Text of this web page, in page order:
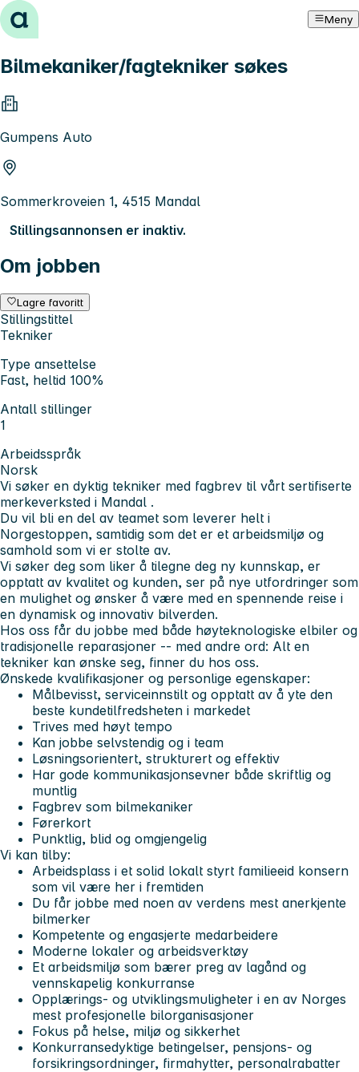
Hopp til innhold Meny
Bilmekaniker/fagtekniker søkes
Gumpens Auto
Sommerkroveien 1, 4515 Mandal
Stillingsannonsen er inaktiv.
Om jobben
Lagre favoritt
Stillingstittel
Tekniker
Type ansettelse
Fast, heltid 100%
Antall stillinger
1
Arbeidsspråk
Norsk
Vi søker en dyktig tekniker med fagbrev til vårt sertifiserte
merkeverksted i Mandal .
Du vil bli en del av teamet som leverer helt i
Norgestoppen, samtidig som det er et arbeidsmiljø og
samhold som vi er stolte av.
Vi søker deg som liker å tilegne deg ny kunnskap, er
opptatt av kvalitet og kunden, ser på nye utfordringer som
en mulighet og ønsker å være med en spennende reise i
en dynamisk og innovativ bilverden.
Hos oss får du jobbe med både høyteknologiske elbiler og
tradisjonelle reparasjoner -- med andre ord: Alt en
tekniker kan ønske seg, finner du hos oss.
Ønskede kvalifikasjoner og personlige egenskaper:
Målbevisst, serviceinnstilt og opptatt av å yte den
beste kundetilfredsheten i markedet
Trives med høyt tempo
Kan jobbe selvstendig og i team
Løsningsorientert, strukturert og effektiv
Har gode kommunikasjonsevner både skriftlig og
muntlig
Fagbrev som bilmekaniker
Førerkort
Punktlig, blid og omgjengelig
Vi kan tilby:
Arbeidsplass i et solid lokalt styrt familieeid konsern
som vil være her i fremtiden
Du får jobbe med noen av verdens mest anerkjente
bilmerker
Kompetente og engasjerte medarbeidere
Moderne lokaler og arbeidsverktøy
Et arbeidsmiljø som bærer preg av lagånd og
vennskapelig konkurranse
Opplærings- og utviklingsmuligheter i en av Norges
mest profesjonelle bilorganisasjoner
Fokus på helse, miljø og sikkerhet
Konkurransedyktige betingelser, pensjons- og
forsikringsordninger, firmahytter, personalrabatter